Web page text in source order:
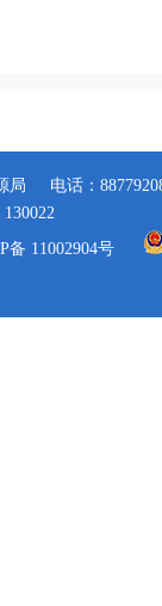
局
电话：
备 11002904号